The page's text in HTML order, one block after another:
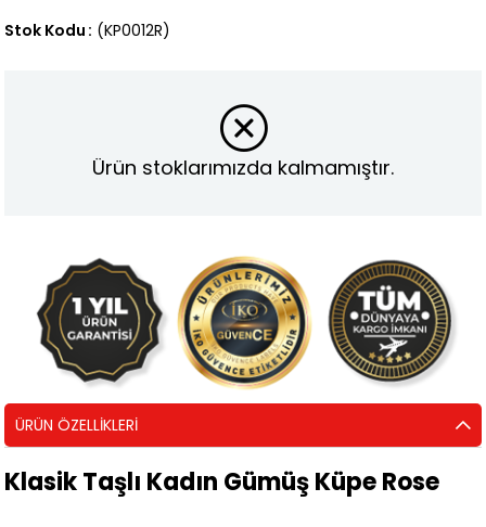
Stok Kodu (KP0012R)
Ürün stoklarımızda kalmamıştır.
ÜRÜN ÖZELLIKLERI
Klasik Taşlı Kadın Gümüş Küpe Rose